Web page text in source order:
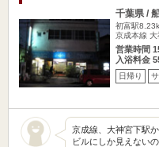
千葉県 /
初富駅
京成本線
営業時間
入浴料金
日帰り
京成線、大神宮下駅
ビルにしか見えない